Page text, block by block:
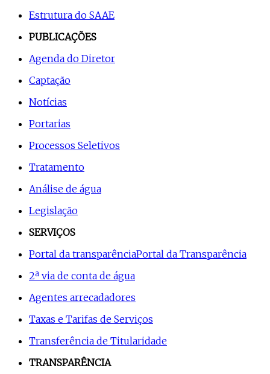
Estrutura do SAAE
PUBLICAÇÕES
Agenda do Diretor
Captação
Notícias
Portarias
Processos Seletivos
Tratamento
Análise de água
Legislação
SERVIÇOS
Portal da transparênciaPortal da Transparência
2ª via de conta de água
Agentes arrecadadores
Taxas e Tarifas de Serviços
Transferência de Titularidade
TRANSPARÊNCIA